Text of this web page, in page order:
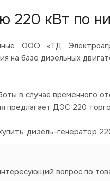
220 кВт по
ООО «ТД
на базе дизельных
в случае временного
предлагает ДЭС 220
дизель-
вопрос по